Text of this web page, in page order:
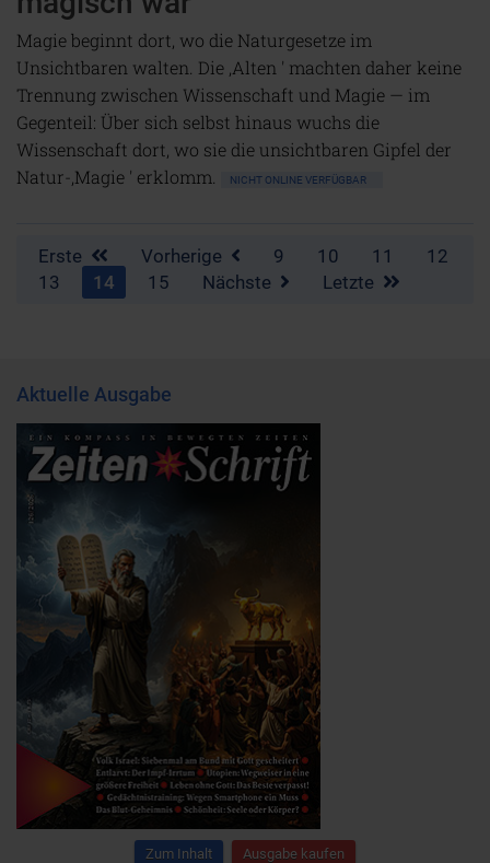
Magie beginnt dort, wo die Naturgesetze im
Unsichtbaren walten. Die ,Alten ' machten daher keine
Trennung zwischen Wissenschaft und Magie — im
Gegenteil: Über sich selbst hinaus wuchs die
Wissenschaft dort, wo sie die unsichtbaren Gipfel der
Natur-,Magie ' erklomm.
NICHT ONLINE VERFÜGBAR
Erste Vorherige 9 10 11
12
13
14 15 Nächste Letzte
Aktuelle Ausgabe
Zum Inhalt Ausgabe kaufen